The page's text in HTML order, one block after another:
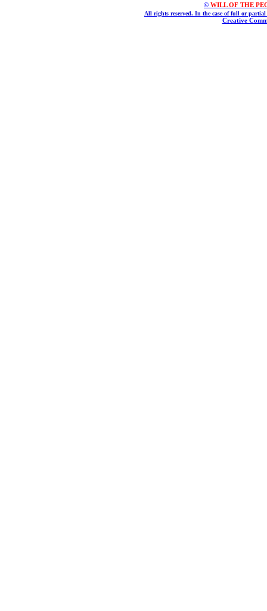
© WILL OF THE
All rights reserved. In the case of full or
Creative